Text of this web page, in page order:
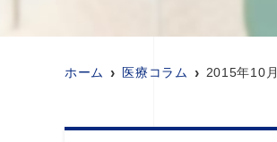
ホーム 医療コラム 2015年10月